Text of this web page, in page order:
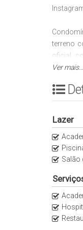
terreno
oficial,
com
Um
com fácil
de um
Parque
550 m -
JK
Ver mais...
Lazer
Salão